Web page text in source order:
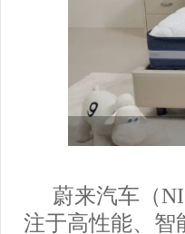
蔚来汽车（
注于高性能、智